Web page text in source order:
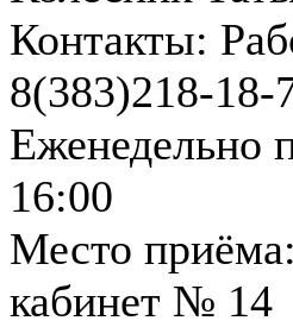
Контакты:
8(383)218-18-
Еженедельно
16:00
Место
кабинет № 14